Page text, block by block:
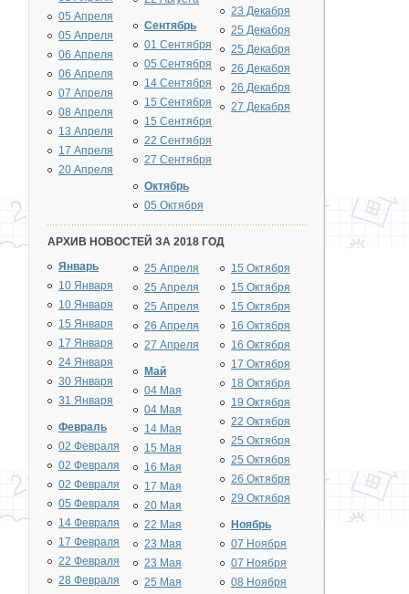
05 Апреля
05 Апреля
06 Апреля
06 Апреля
07 Апреля
08 Апреля
13 Апреля
17 Апреля
20 Апреля
Сентябрь
01 Сентября
05 Сентября
14 Сентября
15 Сентября
15 Сентября
22 Сентября
27 Сентября
Октябрь
05 Октября
23 Декабря
25 Декабря
25 Декабря
26 Декабря
26 Декабря
27 Декабря
АРХИВ НОВОСТЕЙ ЗА 2018 ГОД
Январь
10 Января
10 Января
15 Января
17 Января
24 Января
30 Января
31 Января
Февраль
02 Февраля
02 Февраля
02 Февраля
05 Февраля
14 Февраля
17 Февраля
22 Февраля
28 Февраля
25 Апреля
25 Апреля
25 Апреля
26 Апреля
27 Апреля
Май
04 Мая
04 Мая
14 Мая
15 Мая
16 Мая
17 Мая
20 Мая
22 Мая
23 Мая
23 Мая
25 Мая
15 Октября
15 Октября
15 Октября
16 Октября
16 Октября
17 Октября
18 Октября
19 Октября
22 Октября
25 Октября
25 Октября
26 Октября
29 Октября
Ноябрь
07 Ноября
07 Ноября
08 Ноября